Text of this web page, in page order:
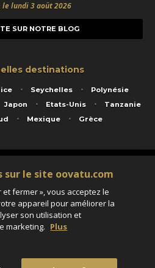
le lundi 3 août 2026
SUR NOTRE BLOG
destinations
Seychelles
Polynésie
Japon Etats-Unis
Tanzanie
Mexique Grèce
22 rue Georges Picquart 75017 Paris - S.A.S
Paris B 423 671 973 - Code APE 7911Z
Garantie financière Groupama - Agrément IATA
et professionnelle HISCOX RCP0081066
sur le site oovatu.com
fermer », vous acceptez le
appareil pour améliorer la
son utilisation et
marketing. Plus